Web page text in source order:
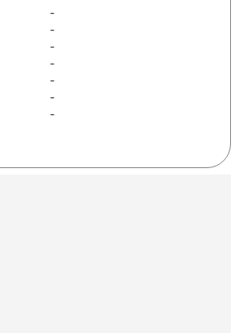
-
-
-
-
-
-
-